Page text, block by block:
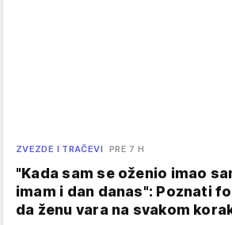
ZVEZDE I TRAČEVI PRE 7 H
"Kada sam se oženio imao
imam i dan danas": Poznati
da ženu vara na svakom